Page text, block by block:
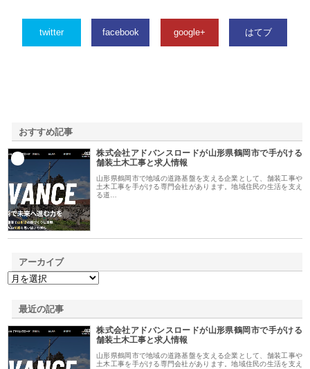
twitter facebook google+ はてブ
おすすめ記事
株式会社アドバンスロードが山形県鶴岡市で手がける
舗装土木工事と求人情報
山形県鶴岡市で地域の道路基盤を支える企業として、舗装工事や
土木工事を手がける専門会社があります。地域住民の生活を支え
る道…
アーカイブ
最近の記事
株式会社アドバンスロードが山形県鶴岡市で手がける
舗装土木工事と求人情報
山形県鶴岡市で地域の道路基盤を支える企業として、舗装工事や
土木工事を手がける専門会社があります。地域住民の生活を支え